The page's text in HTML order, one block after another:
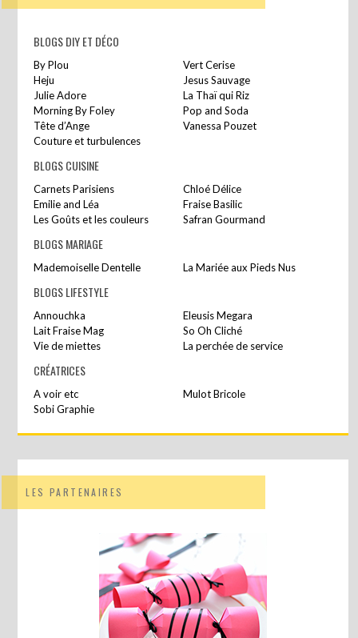
BLOGS DIY ET DÉCO
By Plou
Vert Cerise
Heju
Jesus Sauvage
Julie Adore
La Thaï qui Riz
Morning By Foley
Pop and Soda
Tête d’Ange
Vanessa Pouzet
Couture et turbulences
BLOGS CUISINE
Carnets Parisiens
Chloé Délice
Emilie and Léa
Fraise Basilic
Les Goûts et les couleurs
Safran Gourmand
BLOGS MARIAGE
Mademoiselle Dentelle La Mariée aux Pieds Nus
BLOGS LIFESTYLE
Annouchka
Eleusis Megara
Lait Fraise Mag
So Oh Cliché
Vie de miettes
La perchée de service
CRÉATRICES
A voir etc
Mulot Bricole
Sobi Graphie
LES PARTENAIRES